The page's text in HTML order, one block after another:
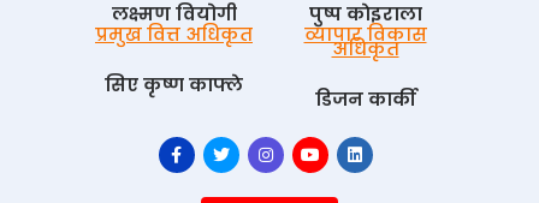
लक्ष्मण वियोगी
पुष्प काेइराला
प्रमुख वित्त अधिकृत
सिए कृष्ण काफ्ले
व्यापार विकास
अधिकृत
डिजन कार्की